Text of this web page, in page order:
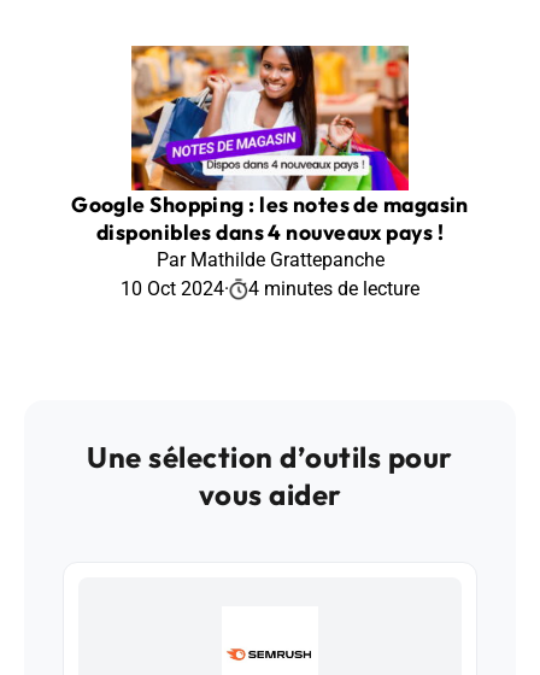
Google Shopping : les notes de magasin
disponibles dans 4 nouveaux pays !
Par Mathilde Grattepanche
10 Oct 2024· 4 minutes de lecture
Une sélection d’outils pour
vous aider